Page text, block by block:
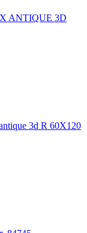
ANTIQUE 3D
3d R 60X120